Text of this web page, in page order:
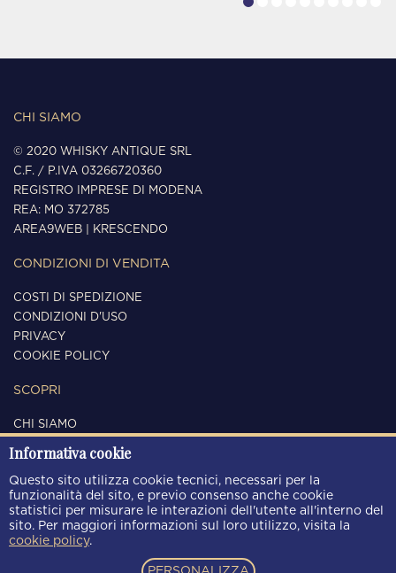
CHI SIAMO
© 2020 WHISKY ANTIQUE SRL
C.F. / P.IVA 03266720360
REGISTRO IMPRESE DI MODENA
REA: MO 372785
AREA9WEB
KRESCENDO
CONDIZIONI DI VENDITA
COSTI DI SPEDIZIONE
CONDIZIONI D'USO
PRIVACY
COOKIE POLICY
SCOPRI
CHI SIAMO
CONTATTI
SEGUICI
Informativa cookie
Questo sito utilizza cookie tecnici, necessari per la
funzionalità del sito, e previo consenso anche cookie
statistici per misurare le interazioni dell'utente all'interno del
sito. Per maggiori informazioni sul loro utilizzo, visita la
cookie policy.